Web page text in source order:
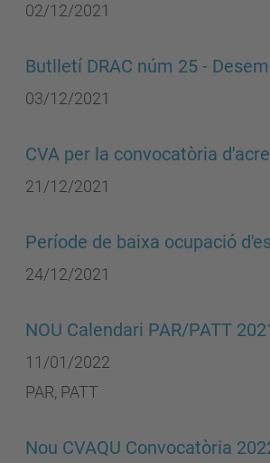
02/12/2021
Butlletí DRAC núm 25 -
03/12/2021
CVA per la convocatòria
21/12/2021
Període de baixa ocupació
24/12/2021
NOU Calendari PAR/PATT
11/01/2022
PAR, PATT
Nou CVAQU Convocatòria